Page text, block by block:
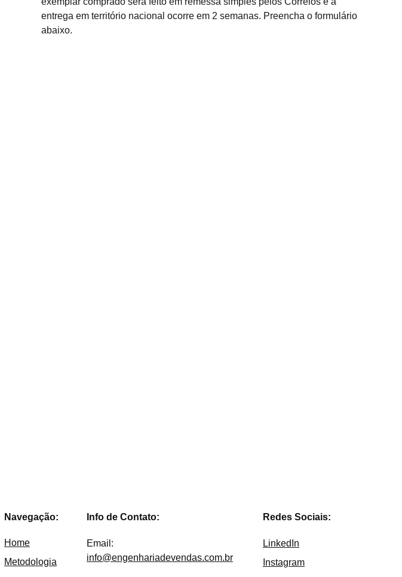
entrega em território nacional ocorre em 2 semanas. Preencha o formulário
abaixo.
Navegação:
Home
Metodologia
Info de Contato:
Email:
info@engenhariadevendas.com.br
Redes Sociais:
LinkedIn
Instagram